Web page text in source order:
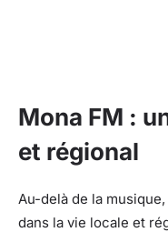
Mona FM :
et régional
Au-delà de la
dans la vie locale et